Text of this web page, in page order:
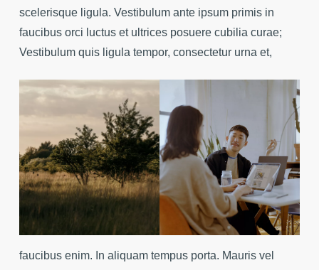
scelerisque ligula. Vestibulum ante ipsum primis in
faucibus orci luctus et ultrices posuere cubilia curae;
Vestibulum quis ligula tempor, consectetur urna et,
faucibus enim. In aliquam tempus porta. Mauris vel